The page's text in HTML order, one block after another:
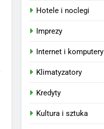
Hotele i noclegi
Imprezy
Internet i komputery
Klimatyzatory
Kredyty
Kultura i sztuka